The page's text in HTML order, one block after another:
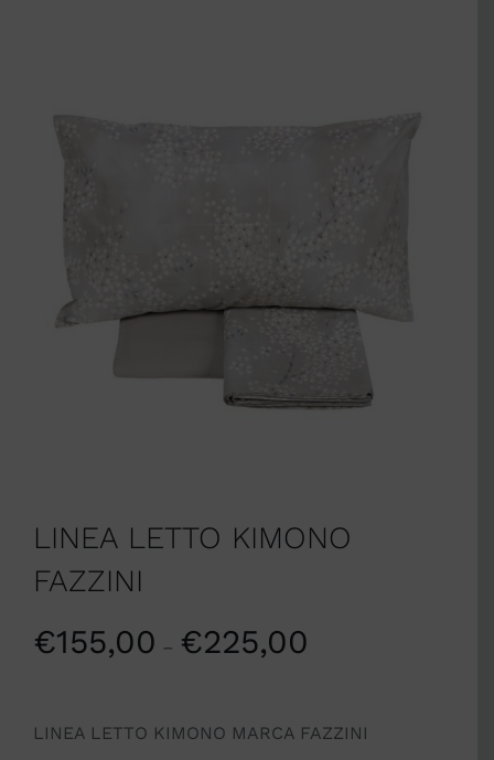
LINEA LETTO KIMONO
FAZZINI
€155,00 – €225,00
LINEA LETTO KIMONO MARCA FAZZINI